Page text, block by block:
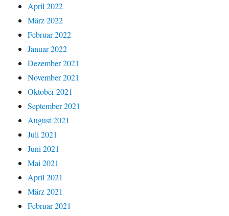
April 2022
März 2022
Februar 2022
Januar 2022
Dezember 2021
November 2021
Oktober 2021
September 2021
August 2021
Juli 2021
Juni 2021
Mai 2021
April 2021
März 2021
Februar 2021